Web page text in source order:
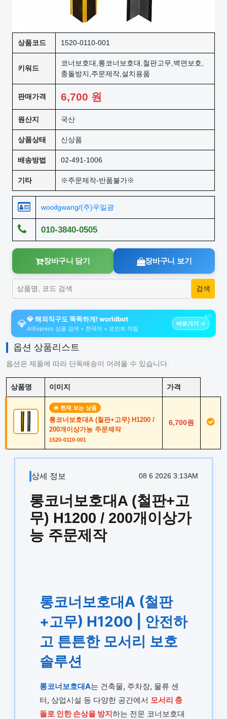
상품코드 1520-0110-001
키워드
코너보호대,롱코너보호대,철판고무,벽면보호,
충돌방지,주문제작,설치용품
판매가격 6,700 원
원산지 국산
상품상태 신상품
배송방법 02-491-1006
기타 ※주문제작-반품불가※
wooilgwang/(주)우일광
010-3840-0505
장바구니 담기 장바구니 보기
AD
💎💎 해외직구도 똑똑하게! worldbot
AliExpress 상품 검색 + 한국어 + 포인트 적립
바로가기 →
옵션 상품리스트
옵션은 제품에 따라 단독배송이 어려울 수 있습니다.
상품명 이미지 가격
현재 보는 상품
롱코너보호대A (철판+고무) H1200 /
200개이상가능 주문제작
1520-0110-001
6,700원
상세 정보 08 6 2026 3:13AM
롱코너보호대A (철판+고
무) H1200 / 200개이상가
능 주문제작
롱코너보호대A (철판
+고무) H1200 | 안전하
고 튼튼한 모서리 보호
솔루션
롱코너보호대A는 건축물, 주차장, 물류 센
터, 상업시설 등 다양한 공간에서 모서리 충
돌로 인한 손상을 방지하는 전문 코너보호대